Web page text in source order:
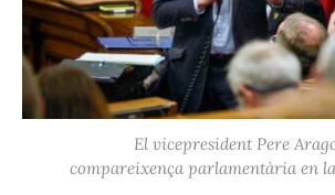
El vicepresident Pere
compareixença parlamentària en